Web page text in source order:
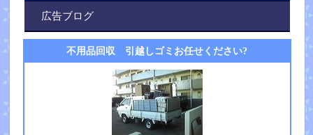
広告ブログ
不用品回収 引越しゴミお任せください?